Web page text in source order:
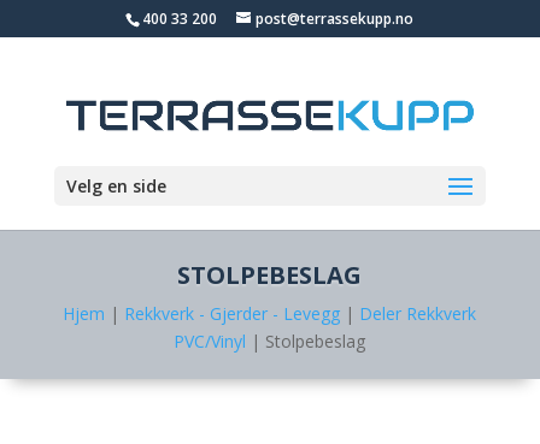
400 33 200 post@terrassekupp.no
Velg en side
STOLPEBESLAG
Hjem | Rekkverk - Gjerder - Levegg | Deler Rekkverk
PVC/Vinyl | Stolpebeslag